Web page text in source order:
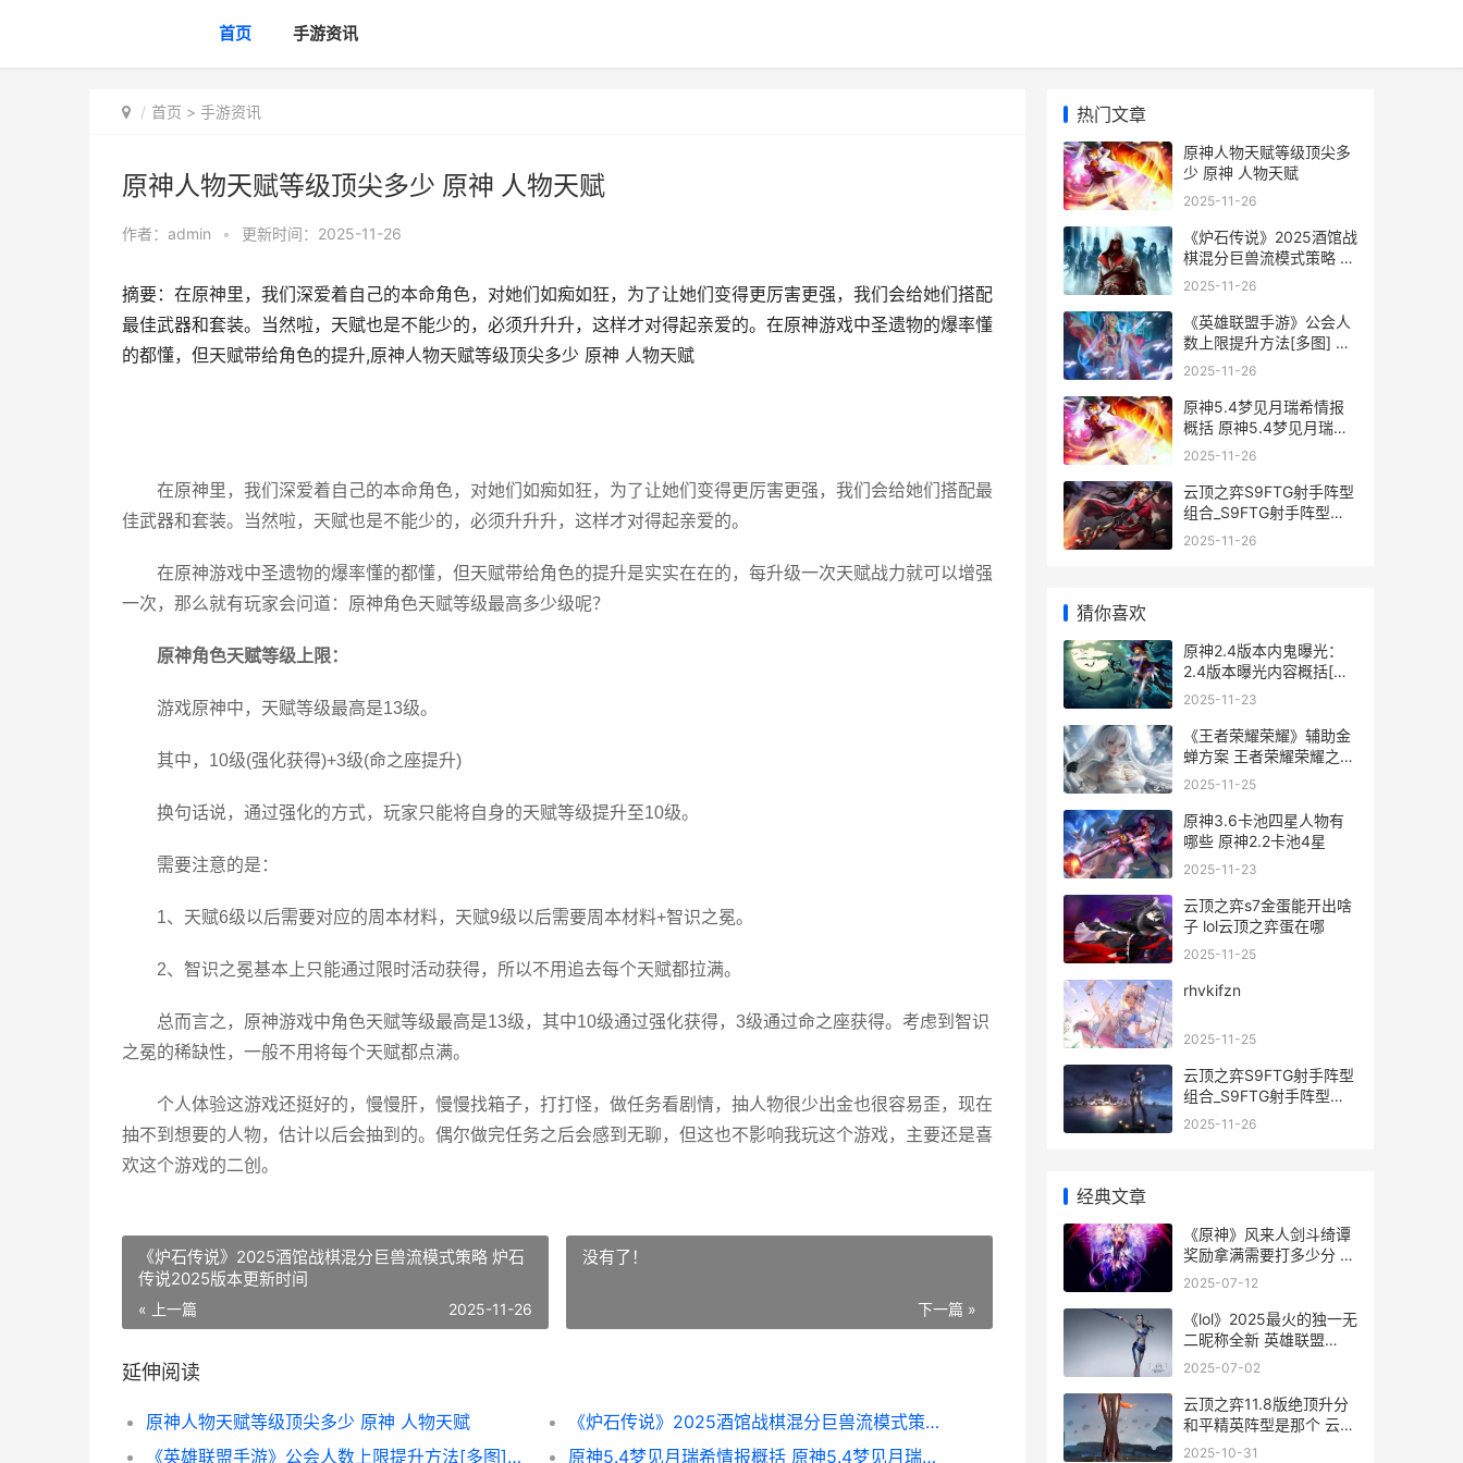
首页 手游资讯
首页 > 手游资讯
原神人物天赋等级顶尖多少 原神 人物天赋
作者： admin • 更新时间：2025-11-26
摘要：在原神里，我们深爱着自己的本命角色，对她们如痴如狂，为了让她们变得更厉害更强，我们会给她们搭配
最佳武器和套装。当然啦，天赋也是不能少的，必须升升升，这样才对得起亲爱的。在原神游戏中圣遗物的爆率懂
的都懂，但天赋带给角色的提升,原神人物天赋等级顶尖多少 原神 人物天赋
在原神里，我们深爱着自己的本命角色，对她们如痴如狂，为了让她们变得更厉害更强，我们会给她们搭配最
佳武器和套装。当然啦，天赋也是不能少的，必须升升升，这样才对得起亲爱的。
在原神游戏中圣遗物的爆率懂的都懂，但天赋带给角色的提升是实实在在的，每升级一次天赋战力就可以增强
一次，那么就有玩家会问道：原神角色天赋等级最高多少级呢？
原神角色天赋等级上限：
游戏原神中，天赋等级最高是13级。
其中，10级(强化获得)+3级(命之座提升)
换句话说，通过强化的方式，玩家只能将自身的天赋等级提升至10级。
需要注意的是：
1、天赋6级以后需要对应的周本材料，天赋9级以后需要周本材料+智识之冕。
2、智识之冕基本上只能通过限时活动获得，所以不用追去每个天赋都拉满。
总而言之，原神游戏中角色天赋等级最高是13级，其中10级通过强化获得，3级通过命之座获得。考虑到智识
之冕的稀缺性，一般不用将每个天赋都点满。
个人体验这游戏还挺好的，慢慢肝，慢慢找箱子，打打怪，做任务看剧情，抽人物很少出金也很容易歪，现在
抽不到想要的人物，估计以后会抽到的。偶尔做完任务之后会感到无聊，但这也不影响我玩这个游戏，主要还是喜
欢这个游戏的二创。
《炉石传说》2025酒馆战棋混分巨兽流模式策略 炉石
传说2025版本更新时间
« 上一篇 2025-11-26
没有了！
下一篇 »
延伸阅读
原神人物天赋等级顶尖多少 原神 人物天赋
《炉石传说》2025酒馆战棋混分巨兽流模式策略 炉石传说2025版本更新时间
《英雄联盟手游》公会人数上限提升方法[多图] 公会人数上限是多少
原神5.4梦见月瑞希情报概括 原神5.4梦见月瑞希会送吗
热门文章
原神人物天赋等级顶尖多
少 原神 人物天赋
2025-11-26
《炉石传说》2025酒馆战
棋混分巨兽流模式策略 炉
石传说2025版本更新时间
2025-11-26
《英雄联盟手游》公会人
数上限提升方法[多图] 公
会人数上限是多少
2025-11-26
原神5.4梦见月瑞希情报
概括 原神5.4梦见月瑞希
会送吗
2025-11-26
云顶之弈S9FTG射手阵型
组合_S9FTG射手阵型策
略 云顶之奕最新版本最强
2025-11-26
猜你喜欢
原神2.4版本内鬼曝光：
2.4版本曝光内容概括[图]
原神内鬼爆料1.2
2025-11-23
《王者荣耀荣耀》辅助金
蝉方案 王者荣耀荣耀之章
命运篇免费观看完整版
2025-11-25
原神3.6卡池四星人物有
哪些 原神2.2卡池4星
2025-11-23
云顶之弈s7金蛋能开出啥
子 lol云顶之弈蛋在哪
2025-11-25
rhvkifzn
2025-11-25
云顶之弈S9FTG射手阵型
组合_S9FTG射手阵型策
略 云顶之奕最新版本最强
2025-11-26
经典文章
《原神》风来人剑斗绮谭
奖励拿满需要打多少分 原
神风带来了新的故事
2025-07-12
《lol》2025最火的独一无
二昵称全新 英雄联盟
2020还火吗
2025-07-02
云顶之弈11.8版绝顶升分
和平精英阵型是那个 云顶
之弈11.0
2025-10-31